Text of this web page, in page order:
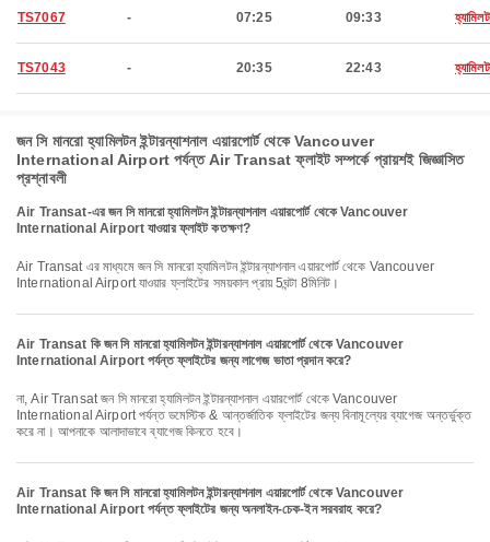
TS7067 - 07:25 09:33
TS7043 - 20:35 22:43
জন সি মানরো হ্যামিলটন ইন্টারন্যাশনাল এয়ারপোর্ট থেকে Vancouver
International Airport পর্যন্ত Air Transat ফ্লাইট সম্পর্কে প্রায়শই জিজ্ঞাসিত
প্রশ্নাবলী
Air Transat-এর জন সি মানরো হ্যামিলটন ইন্টারন্যাশনাল এয়ারপোর্ট থেকে Vancouver
International Airport যাওয়ার ফ্লাইট কতক্ষণ?
Air Transat এর মাধ্যমে জন সি মানরো হ্যামিলটন ইন্টারন্যাশনাল এয়ারপোর্ট থেকে Vancouver
International Airport যাওয়ার ফ্লাইটের সময়কাল প্রায় 5ঘন্টা 8মিনিট।
Air Transat কি জন সি মানরো হ্যামিলটন ইন্টারন্যাশনাল এয়ারপোর্ট থেকে Vancouver
International Airport পর্যন্ত ফ্লাইটের জন্য লাগেজ ভাতা প্রদান করে?
না, Air Transat জন সি মানরো হ্যামিলটন ইন্টারন্যাশনাল এয়ারপোর্ট থেকে Vancouver
International Airport পর্যন্ত ডমেস্টিক & আন্তর্জাতিক ফ্লাইটের জন্য বিনামূল্যের ব্যাগেজ অন্তর্ভুক্ত
করে না। আপনাকে আলাদাভাবে ব্যাগেজ কিনতে হবে।
Air Transat কি জন সি মানরো হ্যামিলটন ইন্টারন্যাশনাল এয়ারপোর্ট থেকে Vancouver
International Airport পর্যন্ত ফ্লাইটের জন্য অনলাইন-চেক-ইন সরবরাহ করে?